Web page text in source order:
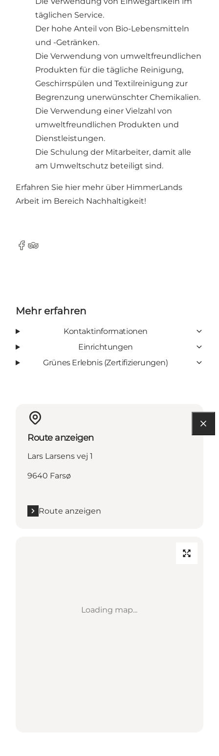
täglichen Service.
Der hohe Anteil von Bio-Lebensmitteln
und -Getränken.
Die Verwendung von umweltfreundlichen
Produkten für die tägliche Reinigung,
Geschirrspülen und Textilreinigung zur
Begrenzung unerwünschter Chemikalien.
Die Verwendung einer Vielzahl von
umweltfreundlichen Produkten und
Dienstleistungen.
Die Schulung der Mitarbeiter, damit alle
am Umweltschutz beteiligt sind.
Erfahren Sie hier mehr über HimmerLands
Arbeit im Bereich Nachhaltigkeit!
Facebook
Tripadvisor
Mehr erfahren
Kontaktinformationen
Einrichtungen
Grünes Erlebnis (Zertifizierungen)
Route anzeigen
Lars Larsens vej 1
9640 Farsø
Route anzeigen
Loading map...